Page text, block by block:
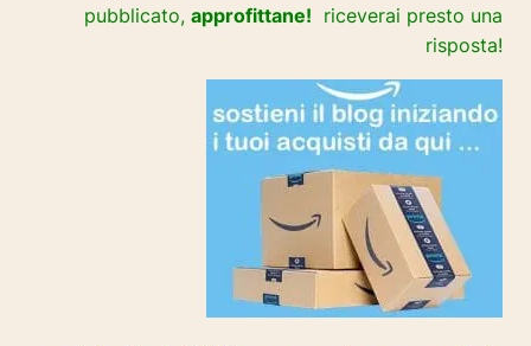
pubblicato, approfittane! riceverai presto una
risposta!